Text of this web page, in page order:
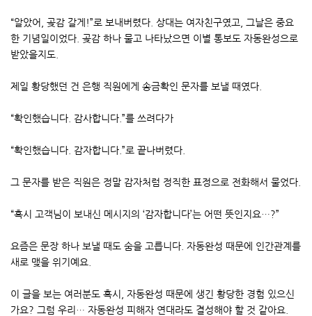
“알았어, 곶감 갈게!”로 보내버렸다. 상대는 여자친구였고, 그날은 중요
한 기념일이었다. 곶감 하나 물고 나타났으면 이별 통보도 자동완성으로
받았을지도.
제일 황당했던 건 은행 직원에게 송금확인 문자를 보낼 때였다.
“확인했습니다. 감사합니다.”를 쓰려다가
“확인했습니다. 감자합니다.”로 끝나버렸다.
그 문자를 받은 직원은 정말 감자처럼 정직한 표정으로 전화해서 물었다.
“혹시 고객님이 보내신 메시지의 ‘감자합니다’는 어떤 뜻인지요…?”
요즘은 문장 하나 보낼 때도 숨을 고릅니다. 자동완성 때문에 인간관계를
새로 맺을 위기예요.
이 글을 보는 여러분도 혹시, 자동완성 때문에 생긴 황당한 경험 있으신
가요? 그럼 우리… 자동완성 피해자 연대라도 결성해야 할 것 같아요.